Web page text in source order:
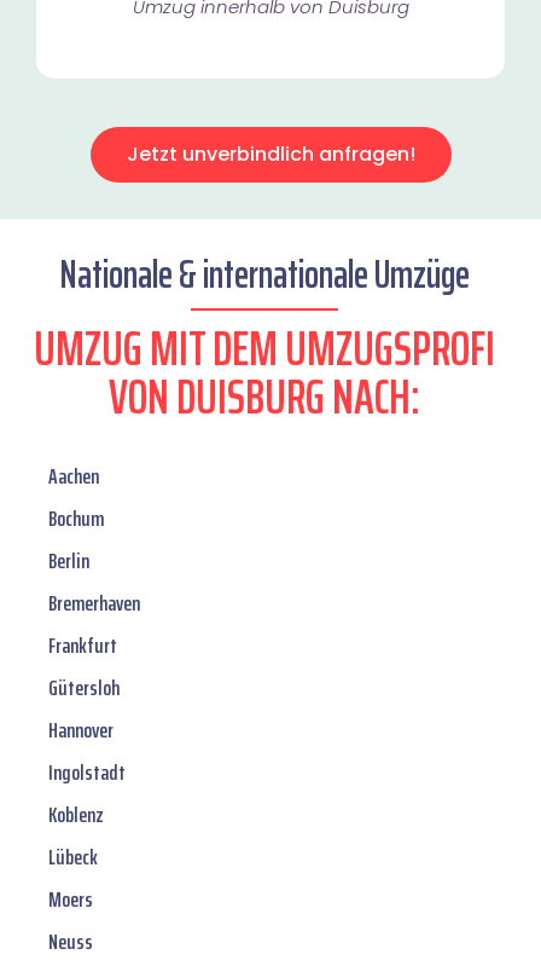
Umzug innerhalb von Duisburg​
Jetzt unverbindlich anfragen!
Nationale & internationale Umzüge
UMZUG MIT DEM UMZUGSPROFI
VON DUISBURG NACH:
Aachen
Bochum
Berlin
Bremerhaven
Frankfurt
Gütersloh
Hannover
Ingolstadt
Koblenz
Lübeck
Moers
Neuss